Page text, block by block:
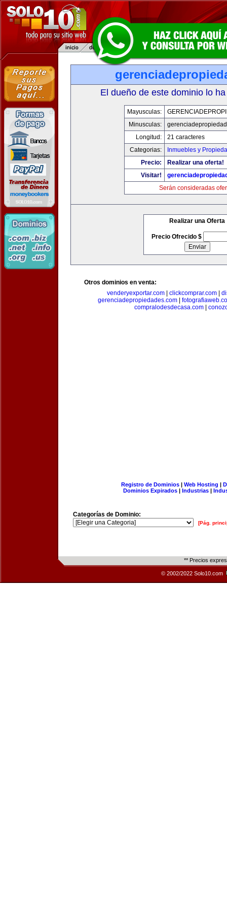
El dueño de este dominio lo
Mayusculas:
Minusculas:
Longitud:
21 caracteres
Categorias:
Inmuebles y
Precio:
Realizar una oferta!
Visitar!
Serán consideradas
Realizar una Oferta
Precio Ofrecido $
Otros dominios en venta:
venderyexportar.com
clickcomprar.com
gerenciadepropiedades.com|
compralodesdecasa.com|
Registro de Dominios| Web Hosting |
Dominios Expirados | Industrias |
Categorías de Dominio:
[Pág.
** Precios
© 2002/2022 Solo10.com